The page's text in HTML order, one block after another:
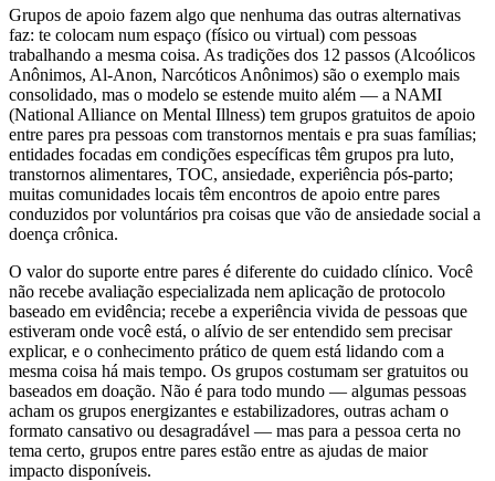
Grupos de apoio fazem algo que nenhuma das outras alternativas
faz: te colocam num espaço (físico ou virtual) com pessoas
trabalhando a mesma coisa. As tradições dos 12 passos (Alcoólicos
Anônimos, Al-Anon, Narcóticos Anônimos) são o exemplo mais
consolidado, mas o modelo se estende muito além — a NAMI
(National Alliance on Mental Illness) tem grupos gratuitos de apoio
entre pares pra pessoas com transtornos mentais e pra suas famílias;
entidades focadas em condições específicas têm grupos pra luto,
transtornos alimentares, TOC, ansiedade, experiência pós-parto;
muitas comunidades locais têm encontros de apoio entre pares
conduzidos por voluntários pra coisas que vão de ansiedade social a
doença crônica.
O valor do suporte entre pares é diferente do cuidado clínico. Você
não recebe avaliação especializada nem aplicação de protocolo
baseado em evidência; recebe a experiência vivida de pessoas que
estiveram onde você está, o alívio de ser entendido sem precisar
explicar, e o conhecimento prático de quem está lidando com a
mesma coisa há mais tempo. Os grupos costumam ser gratuitos ou
baseados em doação. Não é para todo mundo — algumas pessoas
acham os grupos energizantes e estabilizadores, outras acham o
formato cansativo ou desagradável — mas para a pessoa certa no
tema certo, grupos entre pares estão entre as ajudas de maior
impacto disponíveis.